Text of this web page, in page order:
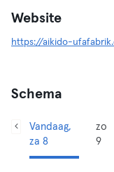
Website
https://aikido-
Schema
Vandaag,
za 8
zo
9